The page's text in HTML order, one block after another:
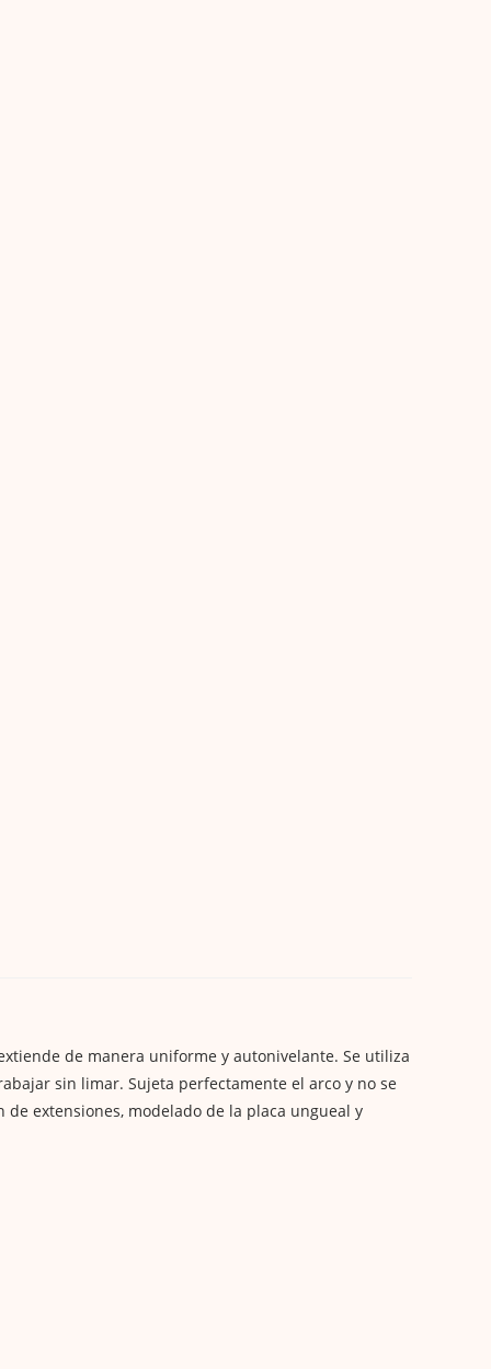
de manera uniforme y autonivelante. Se utiliza
sin limar. Sujeta perfectamente el arco y no se
extensiones, modelado de la placa ungueal y